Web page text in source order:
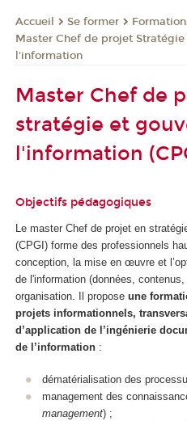
Accueil Se former
Master Chef de projet
l'information
Master Chef de
stratégie et
l'information
Objectifs pédagogiques
Le master Chef de projet en
(CPGI) forme des professionnels
conception, la mise en œuvre et
de l'information (données,
organisation. Il propose une
projets informationnels,
d’application de l’ingénierie
de l’information :
dématérialisation des
management des
management) ;